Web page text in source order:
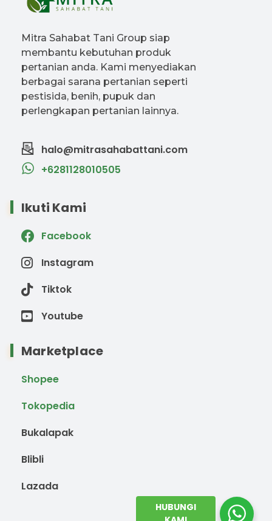
Mitra Sahabat Tani Group siap
membantu kebutuhan produk
pertanian anda. Kami menyediakan
berbagai sarana pertanian seperti
pestisida, benih, pupuk dan
perlengkapan pertanian lainnya.
halo@mitrasahabattani.com
+6281128010505
Ikuti Kami
Facebook
Instagram
Tiktok
Youtube
Marketplace
Shopee
Tokopedia
Bukalapak
Blibli
Lazada
HUBUNGI